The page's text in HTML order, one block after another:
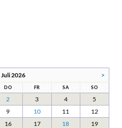
Juli 2026 >
DO FR SA SO
2 3 4
5
9 10 11
12
16 17 18
19